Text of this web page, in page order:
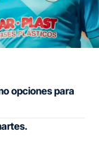
opciones para